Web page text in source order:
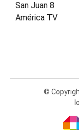
San Juan 8
América TV
©